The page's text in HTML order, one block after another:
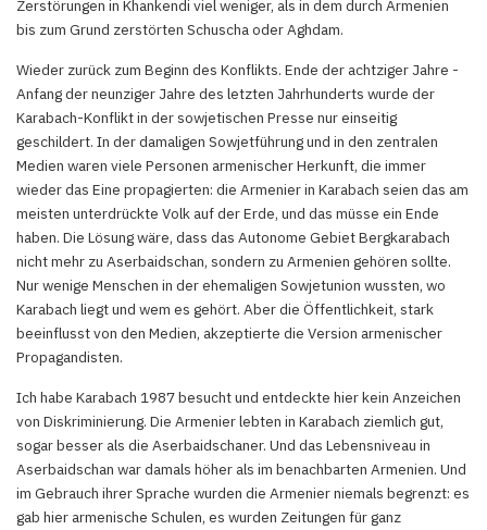
Zerstörungen in Khankendi viel weniger, als in dem durch Armenien
bis zum Grund zerstörten Schuscha oder Aghdam.
Wieder zurück zum Beginn des Konflikts. Ende der achtziger Jahre -
Anfang der neunziger Jahre des letzten Jahrhunderts wurde der
Karabach-Konflikt in der sowjetischen Presse nur einseitig
geschildert. In der damaligen Sowjetführung und in den zentralen
Medien waren viele Personen armenischer Herkunft, die immer
wieder das Eine propagierten: die Armenier in Karabach seien das am
meisten unterdrückte Volk auf der Erde, und das müsse ein Ende
haben. Die Lösung wäre, dass das Autonome Gebiet Bergkarabach
nicht mehr zu Aserbaidschan, sondern zu Armenien gehören sollte.
Nur wenige Menschen in der ehemaligen Sowjetunion wussten, wo
Karabach liegt und wem es gehört. Aber die Öffentlichkeit, stark
beeinflusst von den Medien, akzeptierte die Version armenischer
Propagandisten.
Ich habe Karabach 1987 besucht und entdeckte hier kein Anzeichen
von Diskriminierung. Die Armenier lebten in Karabach ziemlich gut,
sogar besser als die Aserbaidschaner. Und das Lebensniveau in
Aserbaidschan war damals höher als im benachbarten Armenien. Und
im Gebrauch ihrer Sprache wurden die Armenier niemals begrenzt: es
gab hier armenische Schulen, es wurden Zeitungen für ganz